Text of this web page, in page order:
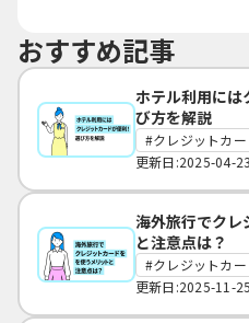
おすすめ記事
ホテル利用には
び方を解説
クレジットカー
更新日:2025-04-23
海外旅行でクレ
と注意点は？
クレジットカー
更新日:2025-11-25